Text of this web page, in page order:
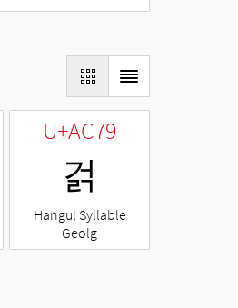
U+AC79
걹
Hangul Syllable
Geolg